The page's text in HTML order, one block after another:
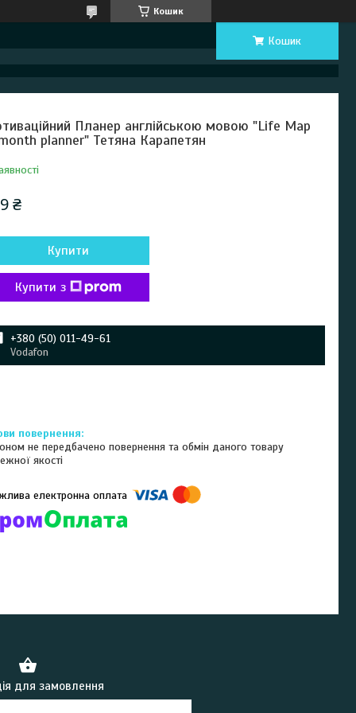
Кошик
Кошик
Планер англійською мовою "Life Map
planner" Тетяна Карапетян
₴
Купити
Купити з
+380 (50) 011-49-61
Vodafon
не передбачено повернення та обмін даного товару
якості
для замовлення